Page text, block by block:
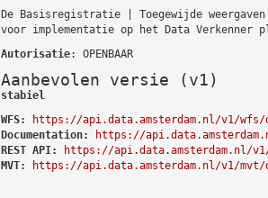
De Basisregistratie | Toegewijde
voor implementatie op het Data Verkenner
Autorisatie: OPENBAAR
Aanbevolen versie (v1)
stabiel
WFS:
https://api.data.amsterdam.nl/v1/wfs/
Documentation:
https://
REST API:
https://api.data.amsterdam.nl/
MVT:
https://api.data.amsterdam.nl/v1/mvt/